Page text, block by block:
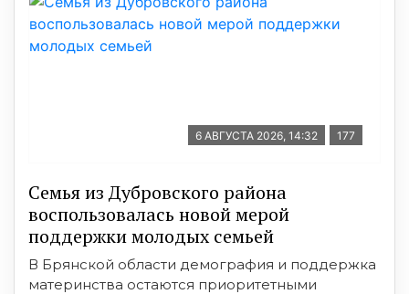
6 АВГУСТА 2026, 14:32 177
Семья из Дубровского района
воспользовалась новой мерой
поддержки молодых семьей
В Брянской области демография и поддержка
материнства остаются приоритетными